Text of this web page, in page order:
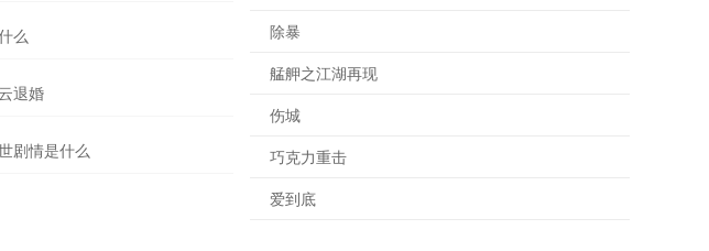
么
退婚
剧情是什么
除暴
艋舺之江湖再现
伤城
巧克力重击
爱到底